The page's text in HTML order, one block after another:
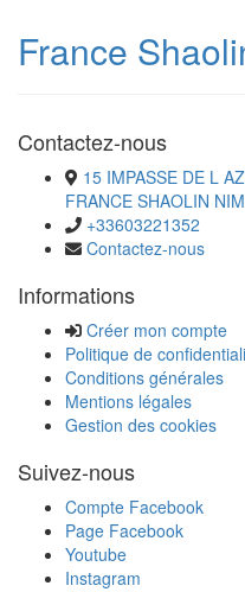
France
Contactez-nous
15 IMPASSE DE L
FRANCE SHAOLIN
+33603221352
Contactez-nous
Informations
Créer mon compte
Politique de
Conditions générales
Mentions légales
Gestion des cookies
Suivez-nous
Compte Facebook
Page Facebook
Youtube
Instagram